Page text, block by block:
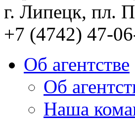
г. Липецк, пл.
+7 (4742) 47-
Об агентстве
Об
Наша